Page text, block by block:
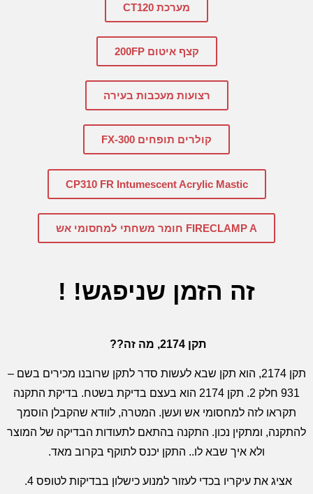
מערכת CT120
קצף איטום 200FP
רצועות מעכבות בעירה
קולרים תופחים FX-300
CP310 FR Intumescent Acrylic Mastic
FIRECLAMP A חומר משחתי למחסומי אש
זה הזמן שניפגש! !
תקן 2174, מה זה??
תקן 2174, הוא תקן שבא לעשות סדר לתקן שרובנו מכירים בשם –
931 חלק 2. תקן 2174 הוא בעצם בדיקת בשטח. בדיקת התקנה
תקראו לזה למחסומי אש ועשן. המטרה, לוודא שהקבלן הוסמך
להתקנה, ומתקין נכון. התקנה בהתאם לתעודות הבדיקה של המוצר
ולא איך שבא לו.. התקן יכנס לתוקף בקרוב מאד.
אציג את עיקריו בכדי לעזור למנוע כישלון בבדיקות לטופס 4.